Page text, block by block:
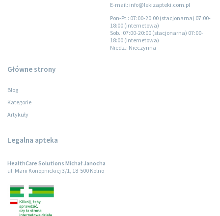
E-mail: info@lekizapteki.com.pl
Pon-Pt.: 07:00-20:00 (stacjonarna) 07:00-
18:00 (internetowa)
Sob.: 07:00-20:00 (stacjonarna) 07:00-
18:00 (internetowa)
Niedz.: Nieczynna
Główne strony
Blog
Kategorie
Artykuły
Legalna apteka
HealthCare Solutions Michał Janocha
ul. Marii Konopnickiej 3/1, 18-500 Kolno